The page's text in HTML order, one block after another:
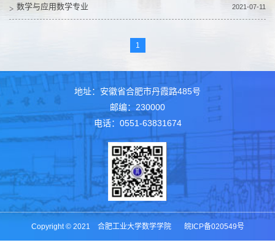
数学与应用数学专业 2021-07-11
1
地址：安徽省合肥市丹霞路485号
邮编：230000
电话：0551-63831674
Copyright © 2021 合肥工业大学数学学院 皖ICP备020549号